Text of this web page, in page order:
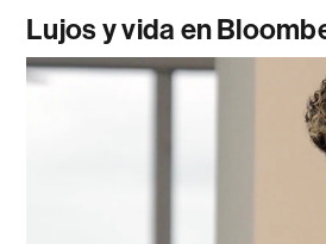
Lujos y vida en